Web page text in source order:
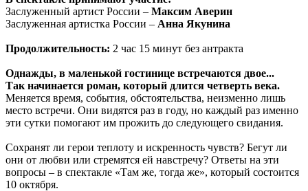
Заслуженный артист России – Максим Аверин
Заслуженная артистка России – Анна Якунина
Продолжительность: 2 час 15 минут без антракта
Однажды, в маленькой гостинице встречаются двое...
Так начинается роман, который длится четверть века.
Меняется время, события, обстоятельства, неизменно лишь
место встречи. Они видятся раз в году, но каждый раз именно
эти сутки помогают им прожить до следующего свидания.
Сохранят ли герои теплоту и искренность чувств? Бегут ли
они от любви или стремятся ей навстречу? Ответы на эти
вопросы – в спектакле «Там же, тогда же», который состоится
10 октября.